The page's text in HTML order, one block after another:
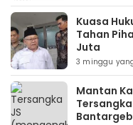
Kuasa
Tahan
Juta
3 minggu
Mantan